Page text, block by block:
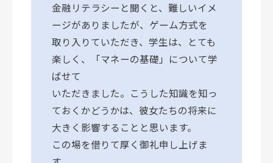
金融リテラシーと聞くと、難しいイメ
ージがありましたが、ゲーム方式を
取り入りていただき、学生は、とても
楽しく、「マネーの基礎」について学
ばせて
いただきました。こうした知識を知っ
ておくかどうかは、彼女たちの将来に
大きく影響することと思います。
この場を借りて厚く御礼申し上げま